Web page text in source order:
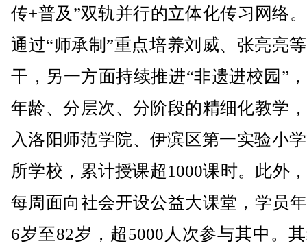
传+普及”双轨并行的立体化传习网络
通过“师承制”重点培养刘威、张亮亮
干，另一方面持续推进“非遗进校园”
年龄、分层次、分阶段的精细化教学
入洛阳师范学院、伊滨区第一实验小
所学校，累计授课超1000课时。此外
每周面向社会开设公益大课堂，学员
6岁至82岁，超5000人次参与其中。